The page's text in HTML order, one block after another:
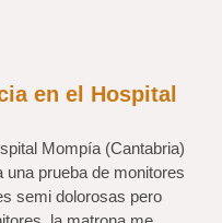
en el Hospital
Mompía (Cantabria)
prueba de monitores
semi dolorosas pero